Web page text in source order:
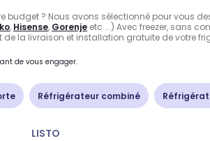
budget ? Nous avons sélectionné pour vous
, Hisense, Gorenje etc ...) Avec freezer, sans
la livraison et installation gratuite de votre
de vous engager.
Réfrigérateur combiné
LISTO